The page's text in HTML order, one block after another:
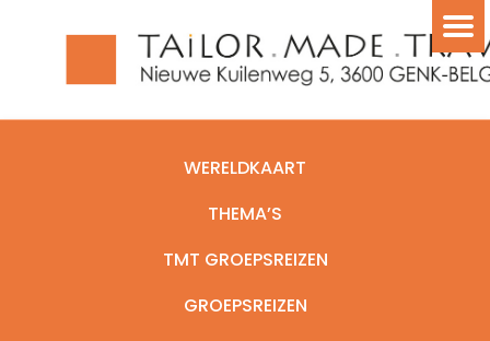
WERELDKAART
THEMA’S
TMT GROEPSREIZEN
GROEPSREIZEN